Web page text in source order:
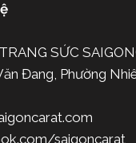
SỨC
Đang, Phường
saigoncarat